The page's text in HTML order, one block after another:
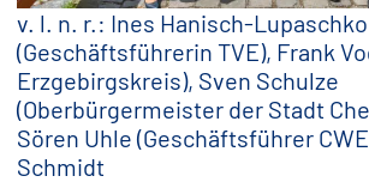
v. l. n. r.: Ines Hanisch-Lupaschko
(Geschäftsführerin TVE), Frank
Erzgebirgskreis), Sven Schulze
(Oberbürgermeister der Stadt
Sören Uhle (Geschäftsführer
Schmidt